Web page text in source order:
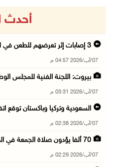
أحدث
3 إصابات إثر تعرضهم للطعن في الطيبة داخل أراض ...
07/آب/2026 04:57 م
بيروت: اللجنة الفنية للمجلس
07/آب/2026 03:31 م
السعودية وتركيا وباكستان توقع
07/آب/2026 02:38 م
70 ألفا يؤدون صلاة الجمعة في المسجد الأقصى
07/آب/2026 02:29 م